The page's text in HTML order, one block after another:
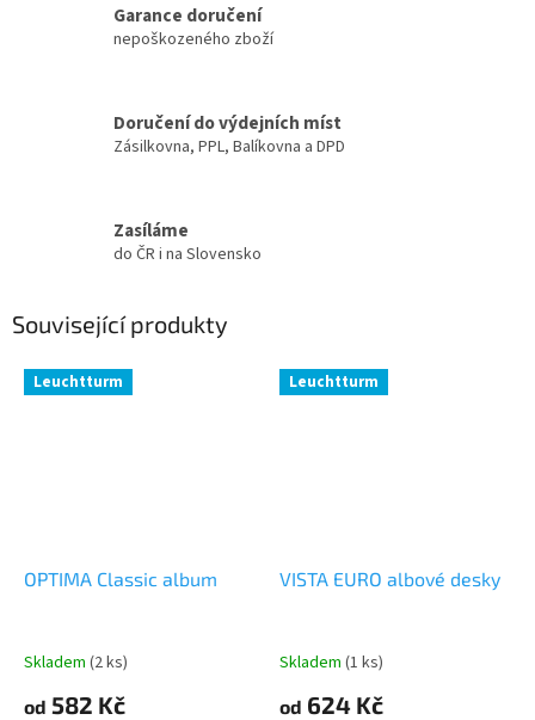
Garance doručení
nepoškozeného zboží
Doručení do výdejních míst
Zásilkovna, PPL, Balíkovna a DPD
Zasíláme
do ČR i na Slovensko
Související produkty
Leuchtturm
OPTIMA Classic album
Skladem (2 ks)
od 582 Kč
Leuchtturm
VISTA EURO albové desky
Skladem (1 ks)
od 624 Kč